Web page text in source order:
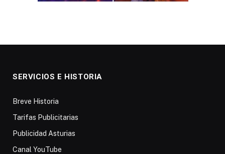
SERVICIOS E HISTORIA
Breve Historia
Tarifas Publicitarias
Publicidad Asturias
Canal YouTube